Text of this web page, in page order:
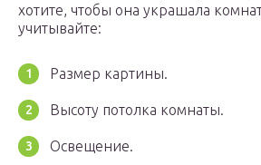
хотите, чтобы она украшала
учитывайте:
Размер картины.
Высоту потолка комнаты.
Освещение.